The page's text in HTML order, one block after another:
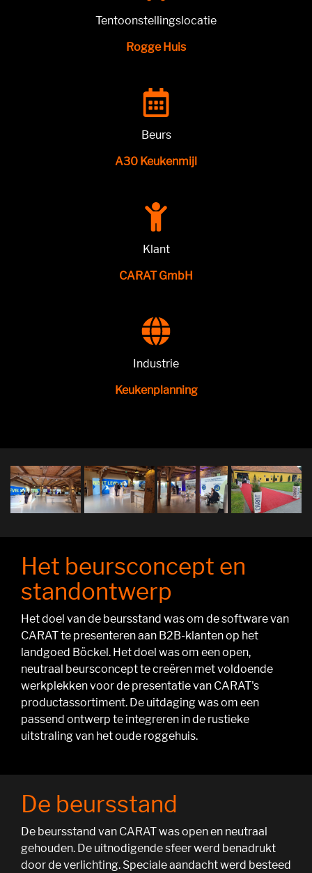
Tentoonstellingslocatie
Rogge Huis
Beurs
A30 Keukenmijl
Klant
CARAT GmbH
Industrie
Keukenplanning
Het beursconcept en
standontwerp
Het doel van de beursstand was om de software van
CARAT te presenteren aan B2B-klanten op het
landgoed Böckel. Het doel was om een open,
neutraal beursconcept te creëren met voldoende
werkplekken voor de presentatie van CARAT's
productassortiment. De uitdaging was om een
passend ontwerp te integreren in de rustieke
uitstraling van het oude roggehuis.
De beursstand
De beursstand van CARAT was open en neutraal
gehouden. De uitnodigende sfeer werd benadrukt
door de verlichting. Speciale aandacht werd besteed